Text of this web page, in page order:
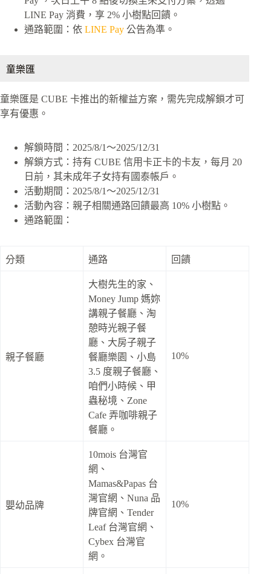
LINE Pay 消費，享 2% 小樹點回饋。
通路範圍：依 LINE Pay 公告為準。
童樂匯
童樂匯是 CUBE 卡推出的新權益方案，需先完成解鎖才可
享有優惠。
解鎖時間：2025/8/1～2025/12/31
解鎖方式：持有 CUBE 信用卡正卡的卡友，每月 20
日前，其未成年子女持有國泰帳戶。
活動期間：2025/8/1～2025/12/31
活動內容：親子相關通路回饋最高 10% 小樹點。
通路範圍：
分類 通路 回饋
親子餐廳
大樹先生的家、
Money Jump 媽妳
講親子餐廳、淘
憩時光親子餐
廳、大房子親子
餐廳樂園、小島
3.5 度親子餐廳、
咱們小時候、甲
蟲秘境、Zone
Cafe 弄咖啡親子
餐廳。
10%
嬰幼品牌
10mois 台灣官
網、
Mamas&Papas 台
灣官網、Nuna 品
牌官網、Tender
Leaf 台灣官網、
Cybex 台灣官
網。
10%